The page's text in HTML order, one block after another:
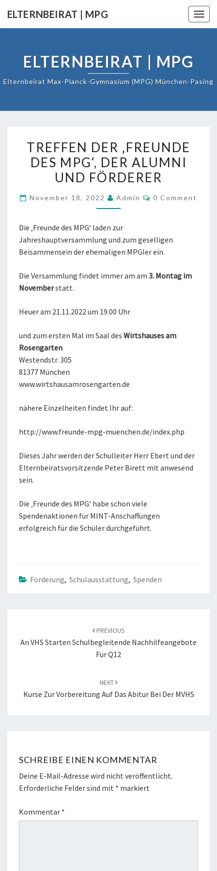
content
ELTERNBEIRAT | MPG
ELTERNBEIRAT | MPG
Elternbeirat Max-Planck-Gymnasium (MPG) München-Pasing
DER
‚FREUNDE
DES
MPG‘,
DER
ALUMNI
FÖRDERER
TREFFEN DER ‚FREUNDE
DES MPG‘, DER ALUMNI
UND FÖRDERER
November 18, 2022 Admin COMMENTS
0 Comment
Die ‚Freunde des MPG‘ laden zur
Jahreshauptversammlung und zum geselligen
Beisammensein der ehemaligen MPGler ein.
Die Versammlung findet immer am am 3. Montag im
Novemberstatt.
Heuer am 21.11.2022 um 19.00 Uhr
und zum ersten Mal im Saal des Wirtshauses am
Rosengarten
Westendstr. 305
81377 München
www.wirtshausamrosengarten.de
nähere Einzelheiten findet Ihr auf:
http://www.freunde-mpg-muenchen.de/index.php
Dieses Jahr werden der Schulleiter Herr Ebert und der
Elternbeiratsvorsitzende Peter Birett mit anwesend
sein.
Die ‚Freunde des MPG‘ habe schon viele
Spendenaktionen für MINT-Anschaffungen
erfolgreich für die Schüler durchgeführt.
Förderung, Schulausstattung, Spenden
PREVIOUS
An VHS Starten Schulbegleitende Nachhilfeangebote
Für Q12
NEXT
Kurse Zur Vorbereitung Auf Das Abitur Bei Der MVHS
SCHREIBE EINEN KOMMENTAR
Deine E-Mail-Adresse wird nicht veröffentlicht.
Erforderliche Felder sind mit * markiert
Kommentar *